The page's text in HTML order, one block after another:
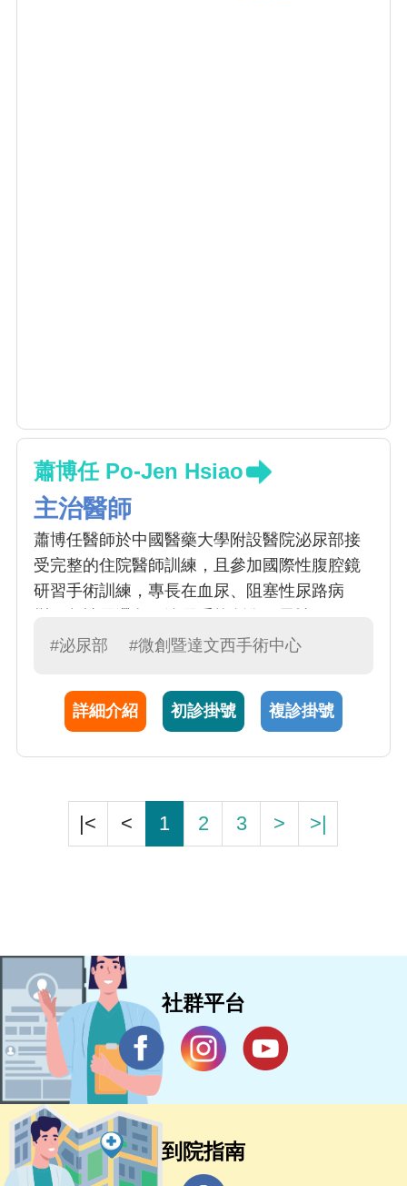
蕭博任 Po-Jen Hsiao
主治醫師
蕭博任醫師於中國醫藥大學附設醫院泌尿部接
受完整的住院醫師訓練，且參加國際性腹腔鏡
研習手術訓練，專長在血尿、阻塞性尿路病
症、泌尿腫瘤內視鏡及微創手術、結石、排尿
#泌尿部 #微創暨達文西手術中心
詳細介紹 初診掛號 複診掛號
|< < 1 2 3 > >|
社群平台
到院指南